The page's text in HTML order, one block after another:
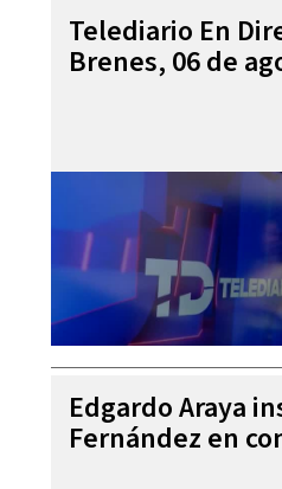
Telediario En
Brenes, 06 de
Edgardo Araya
Fernández en